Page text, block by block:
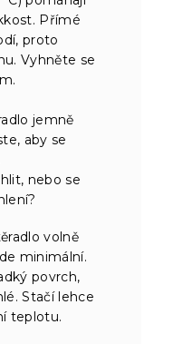
Přímé
proto
Vyhněte se
jemně
aby se
nebo se
volně
minimální.
povrch,
Stačí lehce
teplotu.